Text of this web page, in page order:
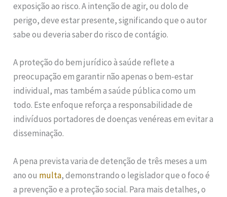
exposição ao risco. A intenção de agir, ou dolo de
perigo, deve estar presente, significando que o autor
sabe ou deveria saber do risco de contágio.
A proteção do bem jurídico à saúde reflete a
preocupação em garantir não apenas o bem-estar
individual, mas também a saúde pública como um
todo. Este enfoque reforça a responsabilidade de
indivíduos portadores de doenças venéreas em evitar a
disseminação.
A pena prevista varia de detenção de três meses a um
ano ou multa, demonstrando o legislador que o foco é
a prevenção e a proteção social. Para mais detalhes, o